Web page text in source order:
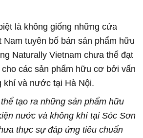
là không giống những cửa
Nam tuyên bố bán sản phẩm hữu
Naturally Vietnam chưa thể đạt
các sản phẩm hữu cơ bởi vấn
khí và nước tại Hà Nội.
tạo ra những sản phẩm hữu
nước và không khí tại Sóc Sơn
thực sự đáp ứng tiêu chuẩn